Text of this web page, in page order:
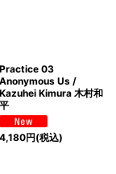
Practice 03
Anonymous Us /
Kazuhei Kimura 木村和
平
4,180円(税込)